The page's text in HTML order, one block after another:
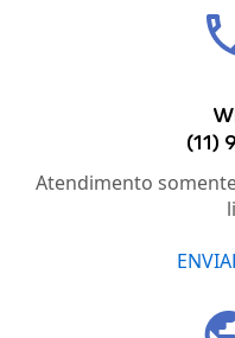
(11)
Atendimento